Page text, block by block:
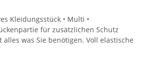
Kleidungsstück • Multi •
für zusätzlichen Schutz
was Sie benötigen. Voll elastische